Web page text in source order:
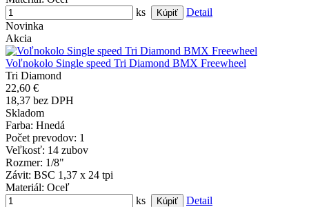
ks
Detail
Novinka
Akcia
Voľnokolo Single speed Tri Diamond BMX Freewheel
Tri Diamond
22,60 €
18,37 bez DPH
Skladom
Farba: Hnedá
Počet prevodov: 1
Veľkosť: 14 zubov
Rozmer: 1/8"
Závit: BSC 1,37 x 24 tpi
Materiál: Oceľ
ks
Detail